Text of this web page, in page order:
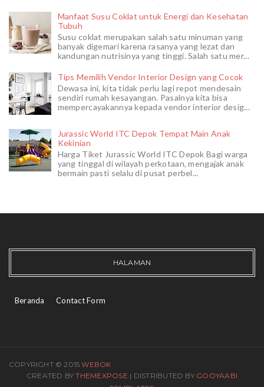
Manfaat Susu Coklat untuk Energi dan Kesehatan
Tubuh
Susu coklat merupakan salah satu minuman yang
banyak digemari karena rasanya yang lezat dan
kandungan nutrisinya yang tinggi. Salah satu mer...
Tips Memilih Vendor Interior Design yang Cocok
Dewasa ini, kita tidak perlu lagi repot mendesain
sendiri rumah kesayangan. Pasalnya kita bisa
mempercayakannya kepada vendor interior desig...
Jurassic World ITC Depok Tempat Main Anak
Kekinian
Harga Tiket Jurassic World ITC Depok Bagi warga
yang tinggal di wilayah perkotaan, mengajak anak
bermain pasti selalu di pusat perbel...
HALAMAN
Beranda Contact Form
COPYRIGHT © 2015WEBOK
CREATED BYTHEMEXPOSE | DISTRIBUTED BY GOOYAABI